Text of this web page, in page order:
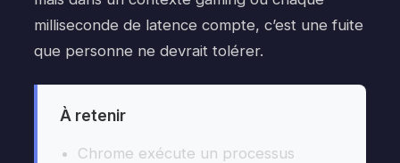
milliseconde de latence compte, c’est une fuite
que personne ne devrait tolérer.
À retenir
Chrome exécute un processus